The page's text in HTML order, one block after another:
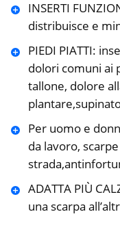
INSERTI
distribuisce e
PIEDI PIATTI:
dolori comuni ai
tallone, dolore
Per uomo e
da lavoro,
ADATTA PIÙ
una scarpa